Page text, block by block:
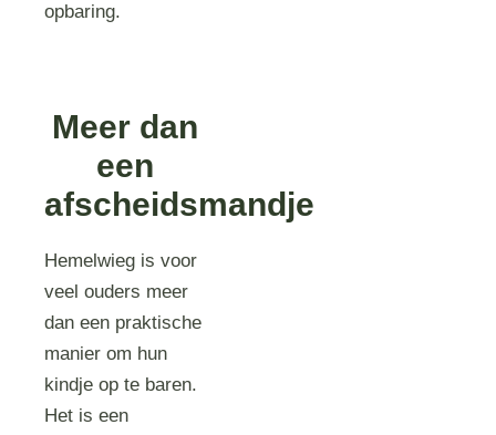
opbaring.
Meer dan
een
afscheidsmandje
Hemelwieg is voor
veel ouders meer
dan een praktische
manier om hun
kindje op te baren.
Het is een